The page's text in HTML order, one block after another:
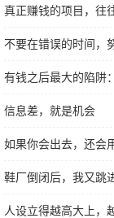
真正赚钱的项目，往
不要在错误的时间，
有钱之后最大的陷阱
信息差，就是机会
如果你会出去，还会
鞋厂倒闭后，我又跳
人设立得越高大上，